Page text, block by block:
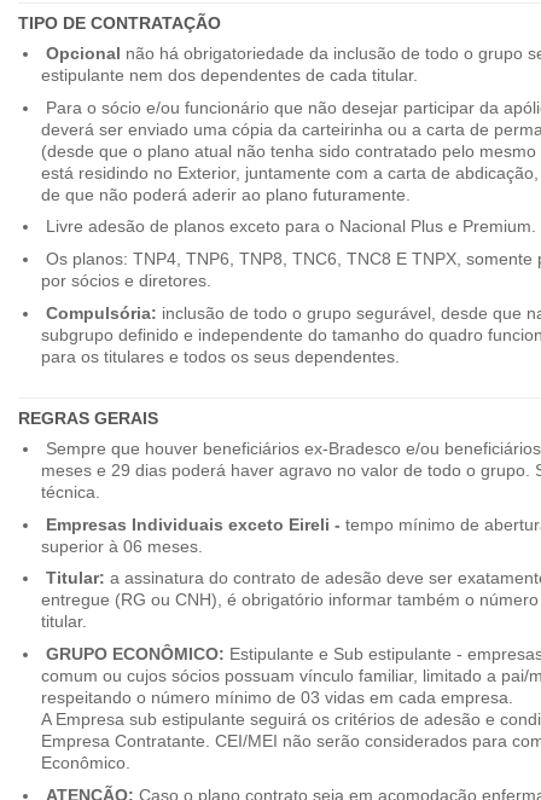
TIPO DE CONTRATAÇÃO
Opcional não há obrigatoriedade da inclusão de todo o grupo
estipulante nem dos dependentes de cada titular.
Para o sócio e/ou funcionário que não desejar participar da
deverá ser enviado uma cópia da carteirinha ou a carta de
(desde que o plano atual não tenha sido contratado pelo
está residindo no Exterior, juntamente com a carta de
de que não poderá aderir ao plano futuramente.
Livre adesão de planos exceto para o Nacional Plus e Premium.
Os planos: TNP4, TNP6, TNP8, TNC6, TNC8 E TNPX,
por sócios e diretores.
Compulsória: inclusão de todo o grupo segurável, desde que
subgrupo definido e independente do tamanho do quadro
para os titulares e todos os seus dependentes.
REGRAS GERAIS
Sempre que houver beneficiários ex-Bradesco e/ou
meses e 29 dias poderá haver agravo no valor de todo o grupo.
técnica.
Empresas Individuais exceto Eireli - tempo mínimo de
superior à 06 meses.
Titular: a assinatura do contrato de adesão deve ser
entregue (RG ou CNH), é obrigatório informar também o
titular.
GRUPO ECONÔMICO: Estipulante e Sub estipulante -
comum ou cujos sócios possuam vínculo familiar, limitado a pai/
respeitando o número mínimo de 03 vidas em cada empresa.
A Empresa sub estipulante seguirá os critérios de adesão e
Empresa Contratante. CEI/MEI não serão considerados para
Econômico.
ATENÇÃO: Caso o plano contrato seja em acomodação